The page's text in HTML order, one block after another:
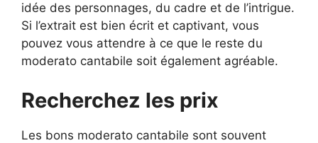
idée des personnages, du cadre et de l’intrigue.
Si l’extrait est bien écrit et captivant, vous
pouvez vous attendre à ce que le reste du
moderato cantabile soit également agréable.
Recherchez les prix
Les bons moderato cantabile sont souvent